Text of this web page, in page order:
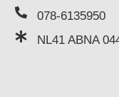
078-6135950
NL41 ABNA